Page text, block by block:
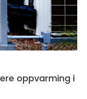
oppvarming i